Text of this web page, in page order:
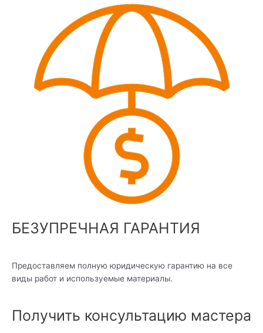
БЕЗУПРЕЧНАЯ ГАРАНТИЯ
Предоставляем полную юридическую гарантию на все
виды работ и используемые материалы.
Получить консультацию мастера